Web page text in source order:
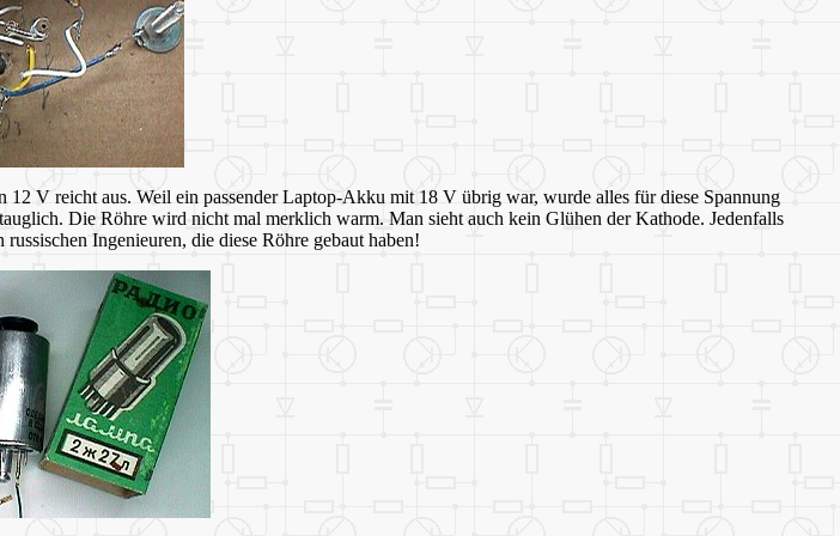
V reicht aus. Weil ein passender Laptop-Akku mit 18 V übrig war, wurde alles für diese Spannung
Die Röhre wird nicht mal merklich warm. Man sieht auch kein Glühen der Kathode. Jedenfalls
Ingenieuren, die diese Röhre gebaut haben!